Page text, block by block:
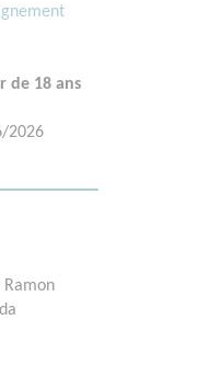
de 18 ans
2026
Ramon